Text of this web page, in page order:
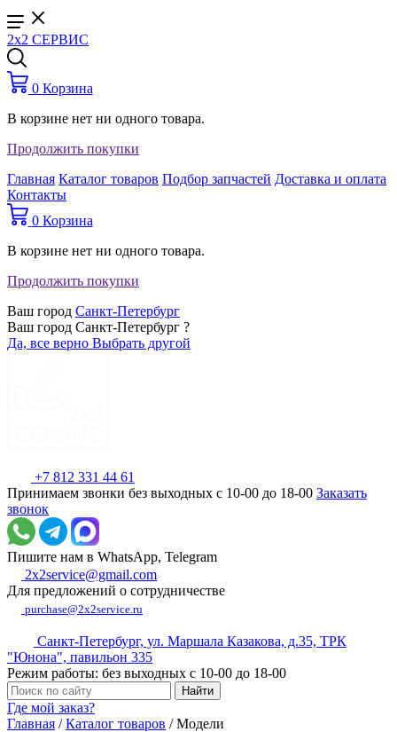
2x2 СЕРВИС
0 Корзина
В корзине нет ни одного товара.
Продолжить покупки
Главная Каталог товаров Подбор запчастей Доставка и оплата
Контакты
0 Корзина
В корзине нет ни одного товара.
Продолжить покупки
Ваш город Санкт-Петербург
Ваш город Санкт-Петербург ?
Да, все верно Выбрать другой
+7 812 331 44 61
Принимаем звонки без выходных с 10-00 до 18-00 Заказать
звонок
Пишите нам в WhatsApp, Telegram
2x2service@gmail.com
Для предложений о сотрудничестве
purchase@2x2service.ru
Санкт-Петербург, ул. Маршала Казакова, д.35, ТРК
"Юнона", павильон 335
Режим работы: без выходных с 10-00 до 18-00
Где мой заказ?
Главная /Каталог товаров /Модели